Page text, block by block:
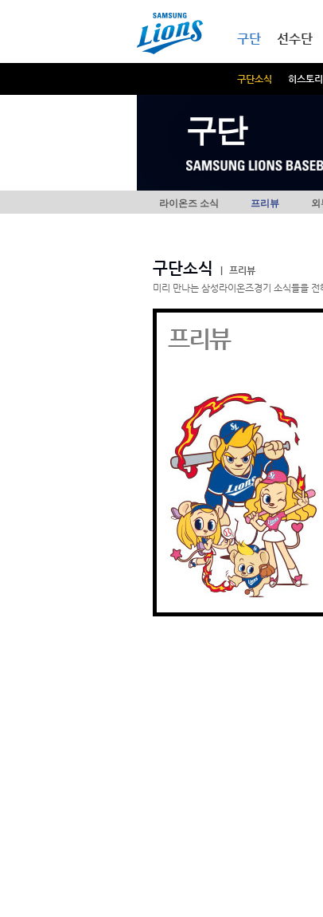
구단
구단소식 히스토리
선수단
구단
라이온즈 소식 프리뷰 외
구단소식
프리뷰
미리 만나는 삼성라이온즈경기 소식들을 전
프리뷰